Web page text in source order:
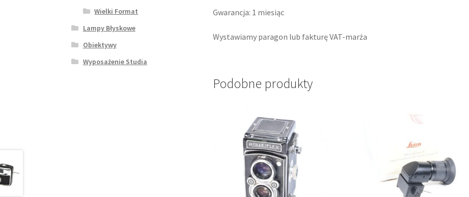
Gwarancja: 1 miesiąc
Wystawiamy paragon lub fakturę VAT-marża
Podobne produkty
Wielki Format
Lampy Błyskowe
Obiektywy
Wyposażenie Studia